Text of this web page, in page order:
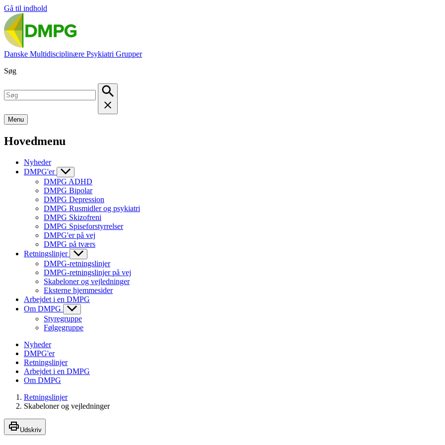
Gå til indhold
Danske Multidisciplinære Psykiatri Grupper
Søg
Menu
Hovedmenu
Nyheder
DMPG'er
DMPG ADHD
DMPG Bipolar
DMPG Depression
DMPG Rusmidler og psykiatri
DMPG Skizofreni
DMPG Spiseforstyrrelser
DMPG'er på vej
DMPG på tværs
Retningslinjer
DMPG-retningslinjer
DMPG-retningslinjer på vej
Skabeloner og vejledninger
Eksterne hjemmesider
Arbejdet i en DMPG
Om DMPG
Styregruppe
Følgegruppe
Nyheder
DMPG'er
Retningslinjer
Arbejdet i en DMPG
Om DMPG
Retningslinjer
Skabeloner og vejledninger
Udskriv